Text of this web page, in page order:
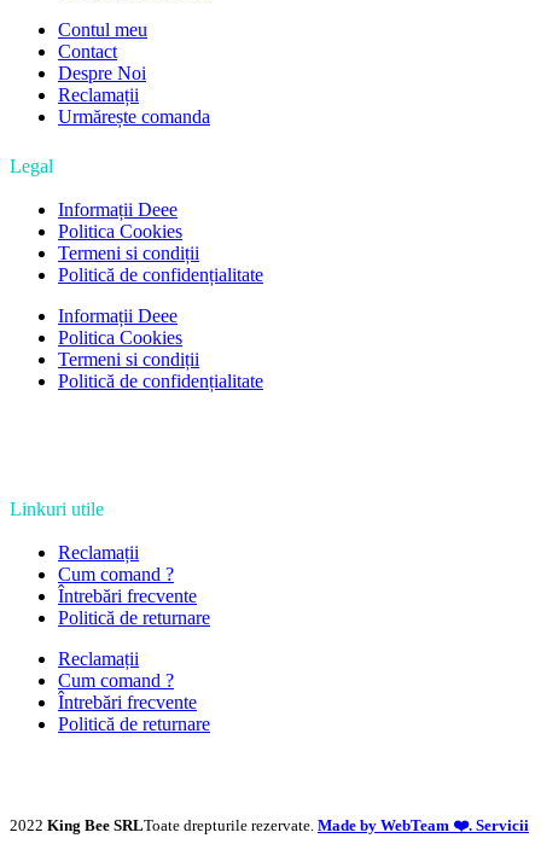
Contul meu
Contact
Despre Noi
Reclamații
Urmărește comanda
Legal
Informații Deee
Politica Cookies
Termeni si condiții
Politică de confidențialitate
Informații Deee
Politica Cookies
Termeni si condiții
Politică de confidențialitate
Linkuri utile
Reclamații
Cum comand ?
Întrebări frecvente
Politică de returnare
Reclamații
Cum comand ?
Întrebări frecvente
Politică de returnare
2022 King Bee SRLToate drepturile rezervate. Made by WebTeam ❤️. Servicii